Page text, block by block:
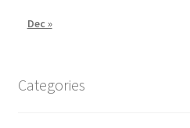
Dec »
Categories